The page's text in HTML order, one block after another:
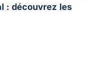
: découvrez les